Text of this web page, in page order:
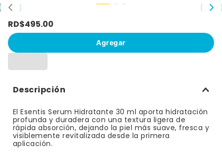
8.
mochila
cuadernos
RD$495.00
Agregar
Descripción
El Esentis Serum Hidratante 30 ml aporta hidratación
profunda y duradera con una textura ligera de
rápida absorción, dejando la piel más suave, fresca y
visiblemente revitalizada desde la primera
aplicación.